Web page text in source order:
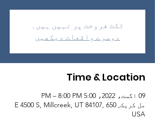
ٹکٹ فروخت پر نہیں ہیں۔
دوسرے واقعات دیکھیں
Time & Location
09 اگست، 2022، 5:00 PM – 8:00 PM
مل کریک, 650 E 4500 S, Millcreek, UT 84107,
USA